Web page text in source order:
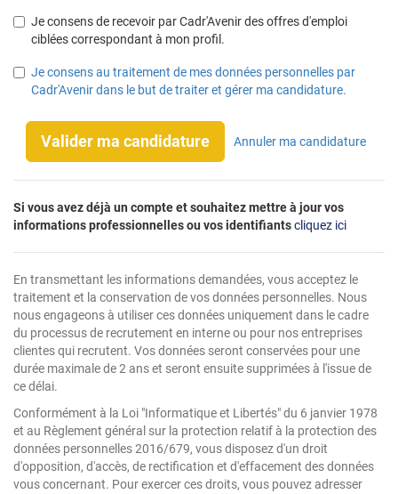
Je consens de recevoir par Cadr'Avenir des offres d'emploi
ciblées correspondant à mon profil.
Je consens au traitement de mes données personnelles par
Cadr'Avenir dans le but de traiter et gérer ma candidature.
Valider ma candidature Annuler ma candidature
Si vous avez déjà un compte et souhaitez mettre à jour vos
informations professionnelles ou vos identifiantscliquez ici
En transmettant les informations demandées, vous acceptez le
traitement et la conservation de vos données personnelles. Nous
nous engageons à utiliser ces données uniquement dans le cadre
du processus de recrutement en interne ou pour nos entreprises
clientes qui recrutent. Vos données seront conservées pour une
durée maximale de 2 ans et seront ensuite supprimées à l'issue de
ce délai.
Conformément à la Loi "Informatique et Libertés" du 6 janvier 1978
et au Règlement général sur la protection relatif à la protection des
données personnelles 2016/679, vous disposez d'un droit
d'opposition, d'accès, de rectification et d'effacement des données
vous concernant. Pour exercer ces droits, vous pouvez adresser